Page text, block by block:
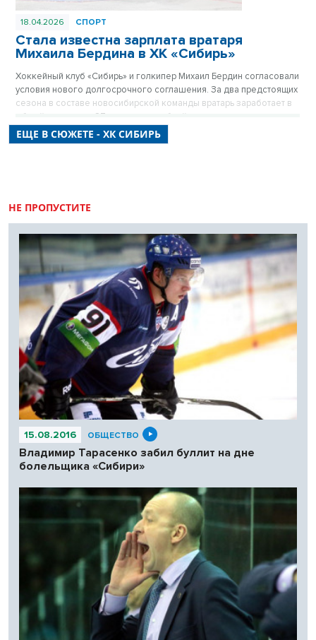
18.04.2026 СПОРТ
Стала известна зарплата вратаря
Михаила Бердина в ХК «Сибирь»
Хоккейный клуб «Сибирь» и голкипер Михаил Бердин согласовали
условия нового долгосрочного соглашения. За два предстоящих
сезона в составе новосибирской команды вратарь заработает в
общей сложности 87 миллионов рублей, что делает его одним из
самых высокооплачиваемых игроков клуба.
ЕЩЕ В СЮЖЕТЕ - ХК СИБИРЬ
НЕ ПРОПУСТИТЕ
15.08.2016 ОБЩЕСТВО
Владимир Тарасенко забил буллит на дне
болельщика «Сибири»